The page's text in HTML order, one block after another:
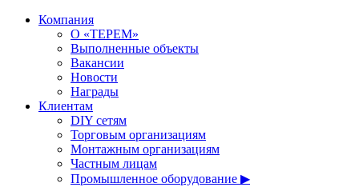
Компания
О «ТЕРЕМ»
Выполненные объекты
Вакансии
Новости
Награды
Клиентам
DIY сетям
Торговым организациям
Монтажным организациям
Частным лицам
Промышленное оборудование ▶